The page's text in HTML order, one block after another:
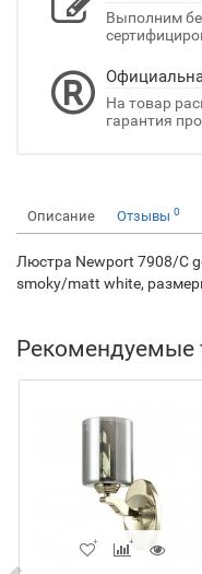
Выполним
На товар
гарантия
Описание Отзывы 0
Люстра Newport 7908/C
smoky/matt white,
Рекомендуемые